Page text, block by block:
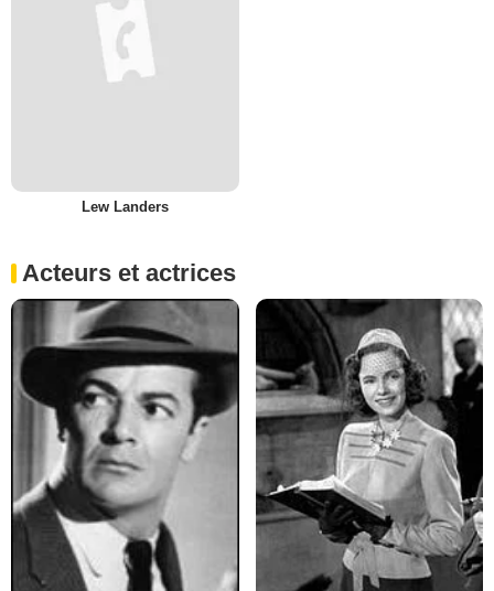
Lew Landers
Acteurs et actrices